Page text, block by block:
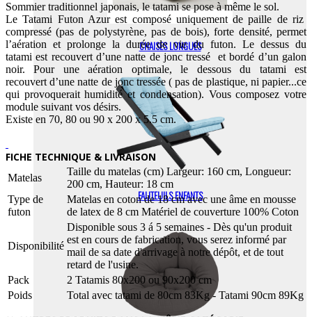
CHAISES LONGUES
FAUTEUILS ENFANTS
Sommier traditionnel japonais, le tatami se pose à même le sol.
Le Tatami Futon Azur est composé uniquement de paille de riz
compressé (pas de polystyrène, pas de bois), forte densité, permet
l’aération et prolonge la durée de vie du futon. Le dessus du
tatami est recouvert d’une natte de jonc tressé et bordé d’un galon
noir. Pour une aération optimale, le dessous du tatami est
recouvert d’une natte de jonc tressée ( pas de plastique, ni papier...ce
qui provoquerait humidité et condensation). Vous composez votre
module suivant vos désirs.
Existe en 70, 80 ou 90 x 200 x 5.5 cm.
FICHE TECHNIQUE & LIVRAISON
Matelas
Taille du matelas (cm) Largeur: 160 cm, Longueur:
200 cm, Hauteur: 18 cm
Type de
futon
Matelas en coton de 18 cm avec une âme en mousse
de latex de 8 cm Matériel de couverture 100% Coton
Disponibilité
Disponible sous 3 á 5 semaines - Dès qu'un produit
est en cours de fabrication, vous serez informé par
mail de sa date d'arrivage à notre dépôt, et de tout
retard de l'usine.
Pack
2 Tatamis 80x200 ou 90x200 cm
Poids
Total avec tatami de 80cm 83Kg - Tatami 90cm 89Kg